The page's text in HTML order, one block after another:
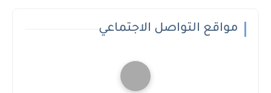
مواقع التواصل الاجتماعي